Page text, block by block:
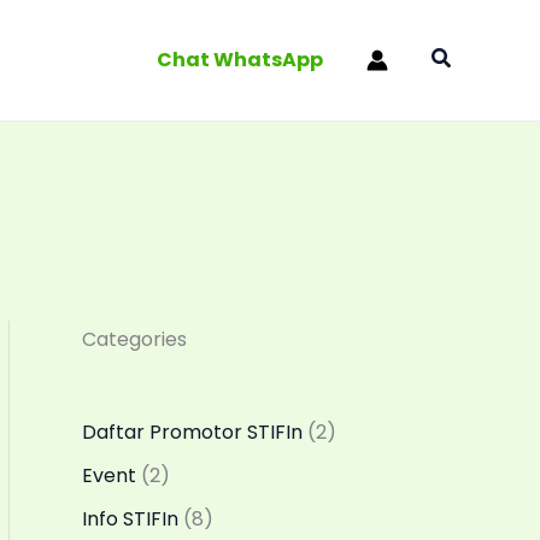
Chat WhatsApp Search
Categories
Daftar Promotor STIFIn (2)
Event (2)
Info STIFIn (8)